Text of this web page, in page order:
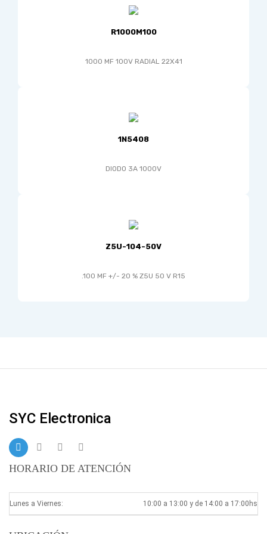
R1000M100
1000 MF 100V RADIAL 22X41
1N5408
DIODO 3A 1000V
Z5U-104-50V
.100 MF +/- 20 % Z5U 50 V R15
SYC Electronica
HORARIO DE ATENCIÓN
Lunes a Viernes: 10:00 a 13:00 y de 14:00 a 17:00hs